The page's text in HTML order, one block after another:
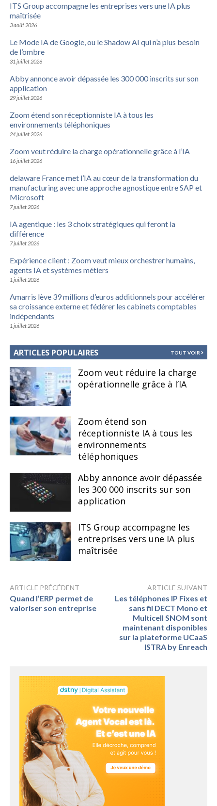
ITS Group accompagne les entreprises vers une IA plus
maîtrisée
3 août 2026
Le Mode IA de Google, ou le Shadow AI qui n’a plus besoin
de l’ombre
31 juillet 2026
Abby annonce avoir dépassée les 300 000 inscrits sur son
application
29 juillet 2026
Zoom étend son réceptionniste IA à tous les
environnements téléphoniques
24 juillet 2026
Zoom veut réduire la charge opérationnelle grâce à l’IA
16 juillet 2026
delaware France met l’IA au cœur de la transformation du
manufacturing avec une approche agnostique entre SAP et
Microsoft
7 juillet 2026
IA agentique : les 3 choix stratégiques qui feront la
différence
7 juillet 2026
Expérience client : Zoom veut mieux orchestrer humains,
agents IA et systèmes métiers
1 juillet 2026
Amarris lève 39 millions d’euros additionnels pour accélérer
sa croissance externe et fédérer les cabinets comptables
indépendants
1 juillet 2026
ARTICLES POPULAIRES TOUT VOIR
Zoom veut réduire la charge
opérationnelle grâce à l’IA
Zoom étend son
réceptionniste IA à tous les
environnements
téléphoniques
Abby annonce avoir dépassée
les 300 000 inscrits sur son
application
ITS Group accompagne les
entreprises vers une IA plus
maîtrisée
ARTICLE PRÉCÉDENT
Quand l’ERP permet de
valoriser son entreprise
ARTICLE SUIVANT
Les téléphones IP Fixes et
sans fil DECT Mono et
Multicell SNOM sont
maintenant disponibles
sur la plateforme UCaaS
ISTRA by Enreach